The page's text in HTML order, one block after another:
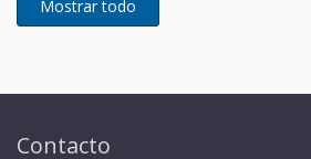
Contacto